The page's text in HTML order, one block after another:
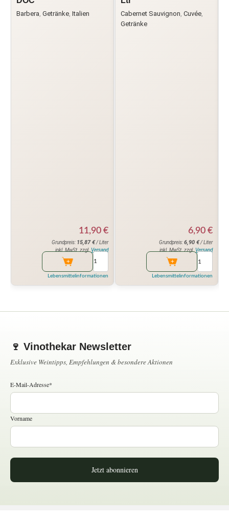
Barbera, Getränke, Italien
11,90 €
Grundpreis: 15,87€/ Liter
inkl. MwSt. zzgl. Versand
Lebensmittelinformationen
Cabernet Sauvignon, Cuvée,
Getränke
6,90 €
Grundpreis:6,90 €/ Liter
inkl. MwSt. zzgl. Versand
Lebensmittelinformationen
🍷 Vinothekar Newsletter
Exklusive Weintipps, Empfehlungen & besondere Aktionen
E-Mail-Adresse*
Vorname
Jetzt abonnieren